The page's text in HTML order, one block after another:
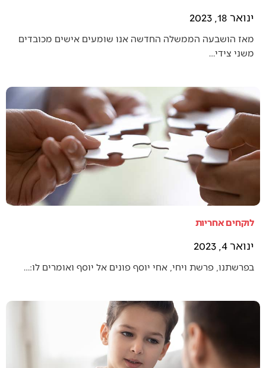
ינואר 18, 2023
מאז הושבעה הממשלה החדשה אנו שומעים אישים מכובדים
משני צידי…
לוקחים אחריות
ינואר 4, 2023
בפרשתנו, פרשת ויחי, אחי יוסף פונים אל יוסף ואומרים לו:…